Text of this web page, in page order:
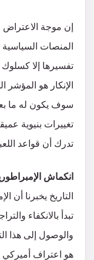
​إن موجة الاعتراض
المنصات السياسية
تفسيرها إلا
الإنكار هو
سوف يكون له ما
تغييرات بنيوية
تدرك أن قواعد
​انكماش
​التاريخ يخبرنا أن
تبدأ بالانكفاء
والوصول إلى هذا
هو اعتراف أميركي